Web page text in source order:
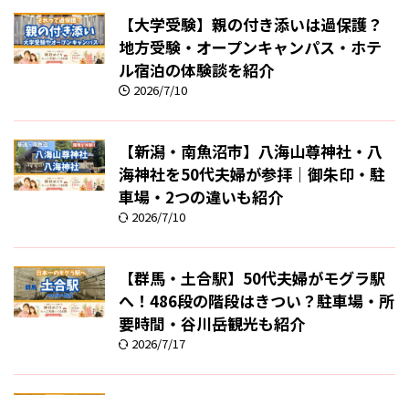
【大学受験】親の付き添いは過保護？
地方受験・オープンキャンパス・ホテ
ル宿泊の体験談を紹介
2026/7/10
【新潟・南魚沼市】八海山尊神社・八
海神社を50代夫婦が参拝｜御朱印・駐
車場・2つの違いも紹介
2026/7/10
【群馬・土合駅】50代夫婦がモグラ駅
へ！486段の階段はきつい？駐車場・所
要時間・谷川岳観光も紹介
2026/7/17